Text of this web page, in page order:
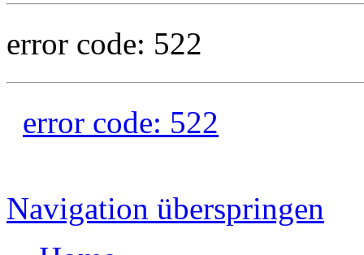
error code: 522
error code: 522
Navigation überspringen